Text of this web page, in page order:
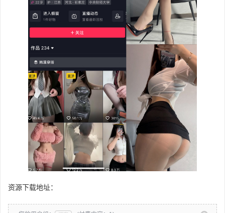
资源下载地址：